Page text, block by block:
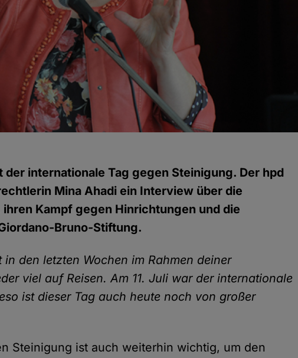
der internationale Tag gegen Steinigung. Der hpd
Mina Ahadi ein Interview über die
Kampf gegen Hinrichtungen und die
Bruno-Stiftung.
den letzten Wochen im Rahmen deiner
viel auf Reisen. Am 11. Juli war der internationale
ist dieser Tag auch heute noch von großer
Steinigung ist auch weiterhin wichtig, um den